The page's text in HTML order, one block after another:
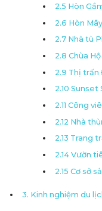
2.5 Hòn
2.6 Hòn
2.7 Nhà tù
2.8 Chùa
2.9 Thị trấn
2.10
2.11 Công
2.12 Nhà
2.13 Trang
2.14 Vườn
2.15 Cơ sở
3. Kinh nghiệm du